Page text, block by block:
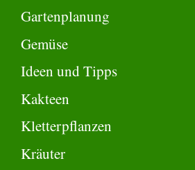
Gartenplanung
Gemüse
Ideen und Tipps
Kakteen
Kletterpflanzen
Kräuter